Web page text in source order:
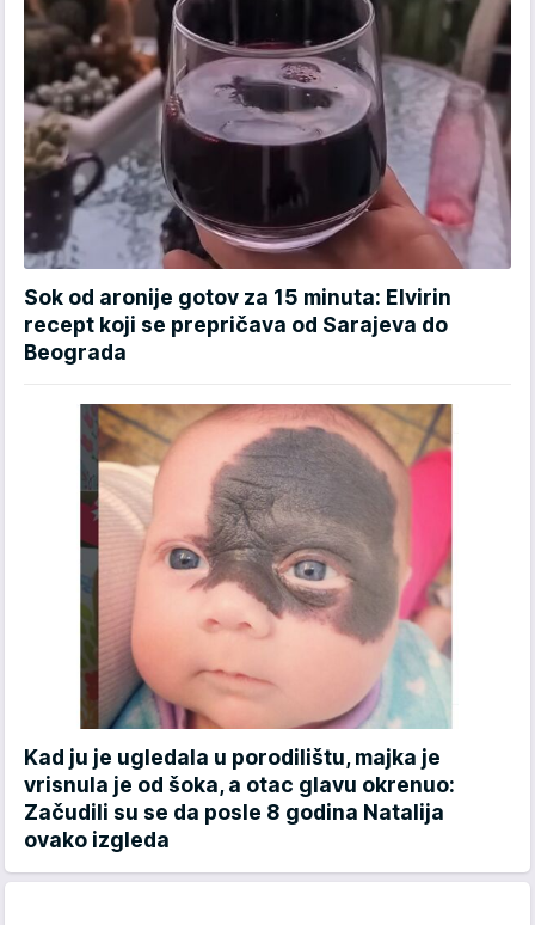
Sok od aronije gotov za 15 minuta: Elvirin
recept koji se prepričava od Sarajeva do
Beograda
Kad ju je ugledala u porodilištu, majka je
vrisnula je od šoka, a otac glavu okrenuo:
Začudili su se da posle 8 godina Natalija
ovako izgleda